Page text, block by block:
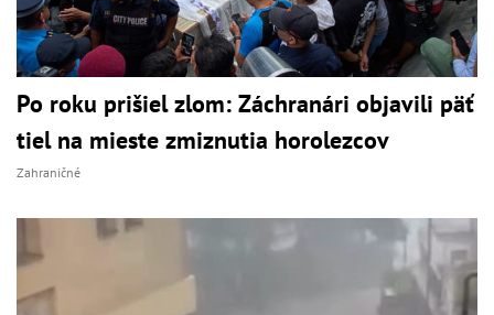
Po roku prišiel zlom: Záchranári objavili päť
tiel na mieste zmiznutia horolezcov
Zahraničné